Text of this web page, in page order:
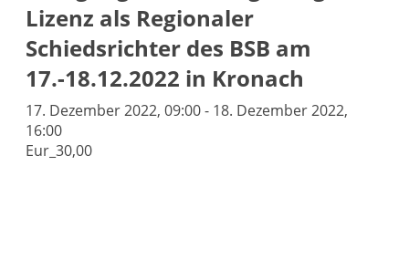
Lizenz als Regionaler
Schiedsrichter des BSB am
17.-18.12.2022 in Kronach
17. Dezember 2022, 09:00- 18. Dezember 2022,
16:00
Eur_30,00